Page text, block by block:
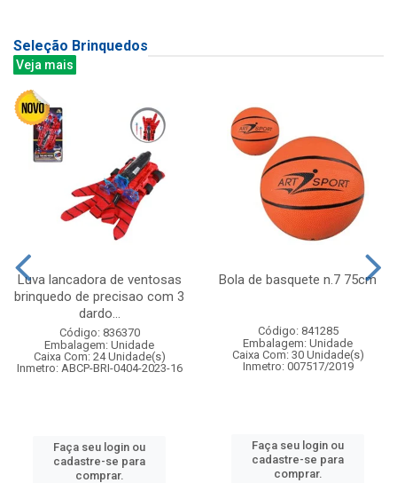
Seleção Brinquedos
Veja mais
Luva lancadora de ventosas
brinquedo de precisao com 3
dardo...
Código: 836370
Embalagem: Unidade
Caixa Com: 24 Unidade(s)
Inmetro: ABCP-BRI-0404-2023-16
Faça seu login ou
cadastre-se para
comprar.
Bola de basquete n.7 75cm
Código: 841285
Embalagem: Unidade
Caixa Com: 30 Unidade(s)
Inmetro: 007517/2019
Faça seu login ou
cadastre-se para
comprar.